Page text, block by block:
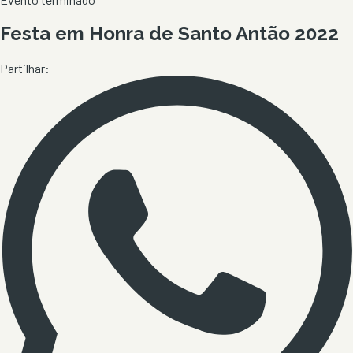
Festa em Honra de Santo Antão 2022
Partilhar: